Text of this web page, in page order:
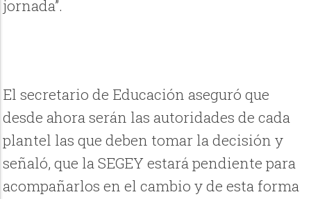
jornada”.
El secretario de Educación aseguró que
desde ahora serán las autoridades de cada
plantel las que deben tomar la decisión y
señaló, que la SEGEY estará pendiente para
acompañarlos en el cambio y de esta forma